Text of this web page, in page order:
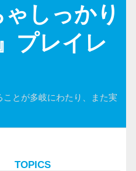
しっかり
プレイレ
とが多岐にわたり、また実
TOPICS